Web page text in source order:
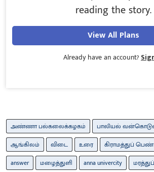
reading the story.
View All Plans
Already have an account?
அண்ணா பல்கலைக்கழகம் பாலியல்
ஆங்கிலம்
விடை உரை கிராமத்துப் பெண்
answer
மழைத்துளி anna univercity